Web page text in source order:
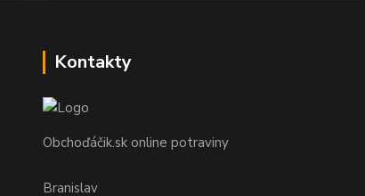
Kontakty
Obchoďáčik.sk online potraviny
Branislav